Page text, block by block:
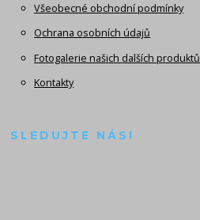
Všeobecné obchodní podmínky
Ochrana osobních údajů
Fotogalerie našich dalších produktů
Kontakty
SLEDUJTE NÁS!